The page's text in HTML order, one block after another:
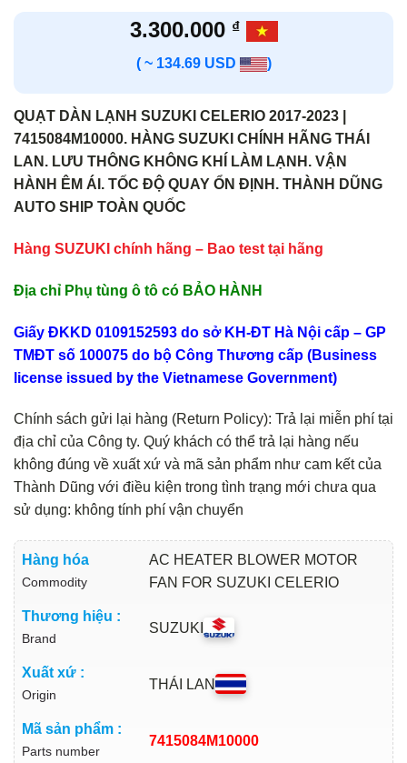
3.300.000 ₫
( ~ 134.69 USD )
QUẠT DÀN LẠNH SUZUKI CELERIO 2017-2023 |
7415084M10000. HÀNG SUZUKI CHÍNH HÃNG THÁI
LAN. LƯU THÔNG KHÔNG KHÍ LÀM LẠNH. VẬN
HÀNH ÊM ÁI. TỐC ĐỘ QUAY ỔN ĐỊNH. THÀNH DŨNG
AUTO SHIP TOÀN QUỐC
Hàng SUZUKI chính hãng – Bao test tại hãng
Địa chỉ Phụ tùng ô tô có BẢO HÀNH
Giấy ĐKKD 0109152593 do sở KH-ĐT Hà Nội cấp – GP
TMĐT số 100075 do bộ Công Thương cấp (Business
license issued by the Vietnamese Government)
Chính sách gửi lại hàng (Return Policy): Trả lại miễn phí tại
địa chỉ của Công ty. Quý khách có thể trả lại hàng nếu
không đúng về xuất xứ và mã sản phẩm như cam kết của
Thành Dũng với điều kiện trong tình trạng mới chưa qua
sử dụng: không tính phí vận chuyển
Hàng hóa
Commodity
AC HEATER BLOWER MOTOR
FAN FOR SUZUKI CELERIO
Thương hiệu :
Brand
SUZUKI
Xuất xứ :
Origin
THÁI LAN
Mã sản phẩm :
Parts number
7415084M10000